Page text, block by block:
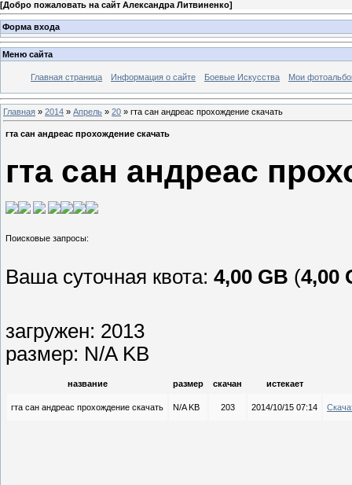
[Добро пожаловать на сайт Александра Литвиненко]
Форма входа
Меню сайта
Главная страница Информация о сайте Боевые Искусства Мои
Главная » 2014 » Апрель » 20 » гта сан андреас прохождение скачать
гта сан андреас прохождение скачать
гта сан андреас
Ваша суточная квота: 4,00 GB (4,00
загружен: 2013
размер: N/A KB
название размер скачан истекает
гта сан андреас прохождение скачать N/A KB 203 2014/10/15 07:14